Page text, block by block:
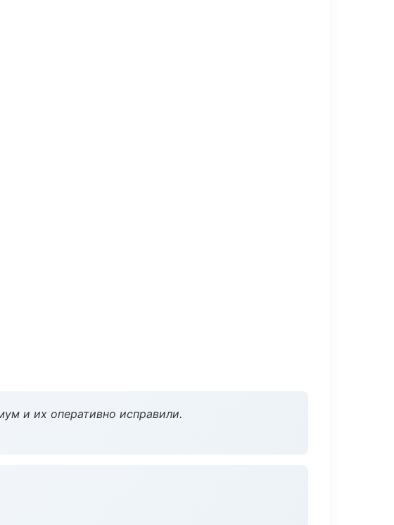
и их оперативно исправили.